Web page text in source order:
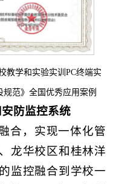
教学和实验实训PC终端实
范》全国优秀应用案例
防监控系统
合，实现一体化管
龙华校区和桂林洋
监控融合到学校一